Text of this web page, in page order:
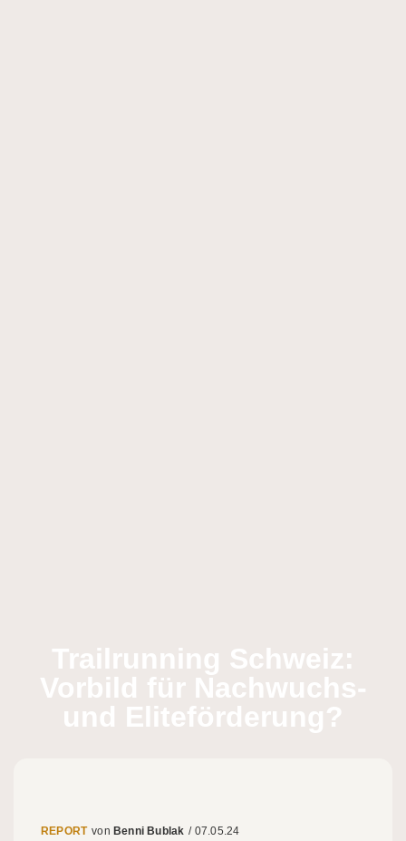
Trailrunning Schweiz:
Vorbild für Nachwuchs-
und Eliteförderung?
REPORT Benni Bublak / 07.05.24